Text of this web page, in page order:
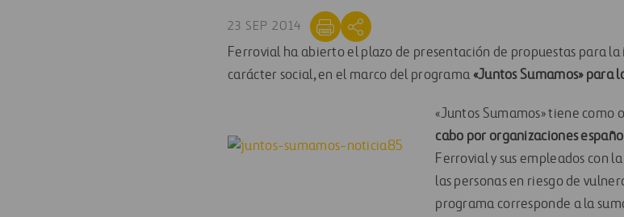
23 SEP 2014
Ferrovial ha abierto el plazo de presentación de propuestas para
carácter social, en el marco del programa «Juntos Sumamos» para
«Juntos Sumamos» tiene como
cabo por organizaciones
Ferrovial y sus empleados con
las personas en riesgo de
programa corresponde a la